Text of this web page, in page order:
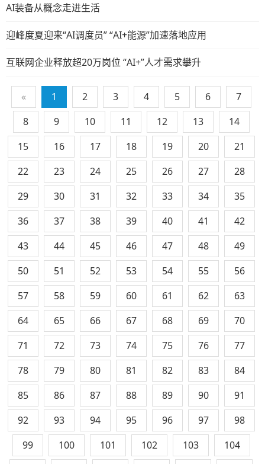
AI装备从概念走进生活
迎峰度夏迎来“AI调度员” “AI+能源”加速落地应用
互联网企业释放超20万岗位 “AI+”人才需求攀升
« 1 2 3 4 5 6
7
8
9 10 11 12 13
14
15
16 17 18 19 20
21
22
23 24 25 26 27
28
29
30 31 32 33 34
35
36
37 38 39 40 41
42
43
44 45 46 47 48
49
50
51 52 53 54 55
56
57
58 59 60 61 62
63
64
65 66 67 68 69
70
71
72 73 74 75 76
77
78
79 80 81 82 83
84
85
86 87 88 89 90
91
92
93 94 95 96 97
98
99
100 101 102 103
104